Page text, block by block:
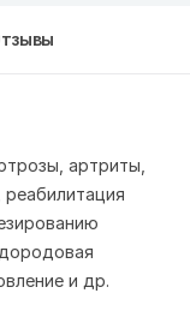
артриты,
и др.